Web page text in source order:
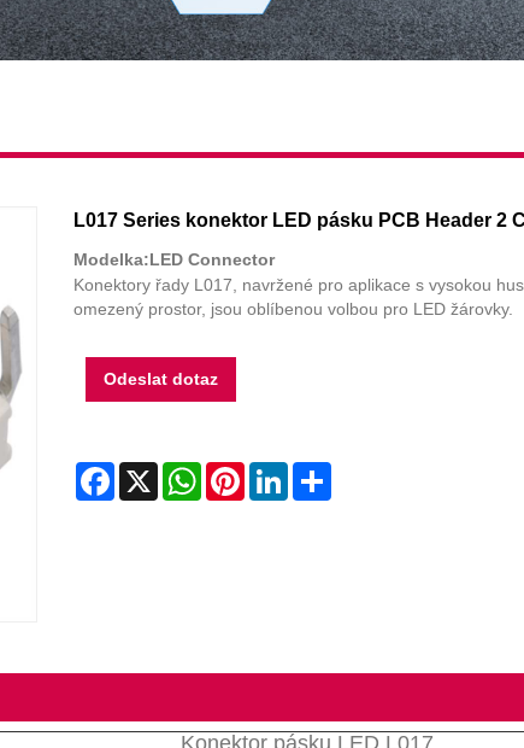
L017 Series konektor LED pásku PCB Header 2
Modelka:LED Connector
Konektory řady L017, navržené pro aplikace s vysokou
omezený prostor, jsou oblíbenou volbou pro LED žárovky.
Odeslat dotaz
Facebook
X WhatsAppPinterestLinkedInShare